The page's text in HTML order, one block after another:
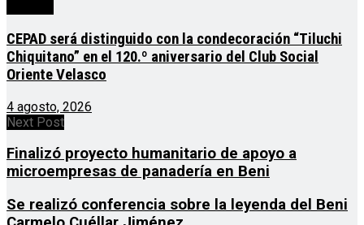
CEPAD será distinguido con la condecoración “Tiluchi
Chiquitano” en el 120.º aniversario del Club Social
Oriente Velasco
4 agosto, 2026
Next Post
Finalizó proyecto humanitario de apoyo a
microempresas de panadería en Beni
Se realizó conferencia sobre la leyenda del Beni